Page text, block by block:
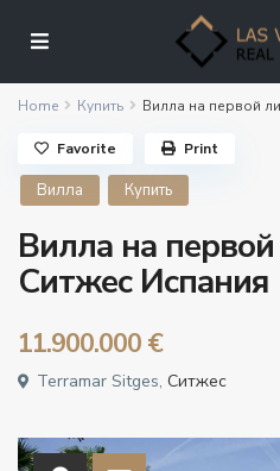
Home Купить Вилла на первой
Вилла Купить
Вилла на
Ситжес Испания
11.900.000 €
Terramar Sitges, Ситжес
Favorite Print